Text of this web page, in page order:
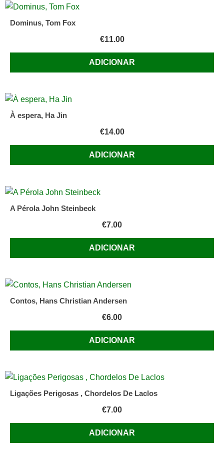
Dominus, Tom Fox
€11.00
ADICIONAR
À espera, Ha Jin
€14.00
ADICIONAR
A Pérola John Steinbeck
€7.00
ADICIONAR
Contos, Hans Christian Andersen
€6.00
ADICIONAR
Ligações Perigosas , Chordelos De Laclos
€7.00
ADICIONAR